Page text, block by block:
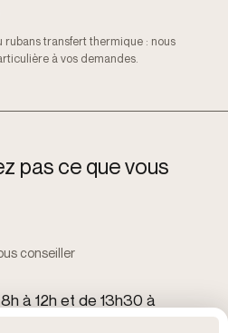
rubans transfert thermique : nous
à vos demandes.
z pas ce quevous
conseiller
à 12h et de 13h30 à